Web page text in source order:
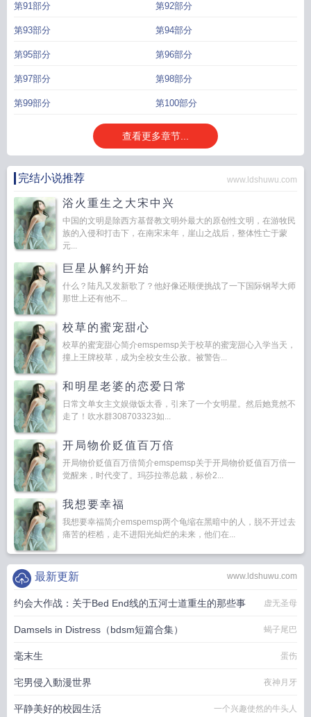
第91部分 第92部分
第93部分 第94部分
第95部分 第96部分
第97部分 第98部分
第99部分 第100部分
查看更多章节...
完结小说推荐 www.ldshuwu.com
浴火重生之大宋中兴
中国的文明是除西方基督教文明外最大的原创性文明，在游牧民
族的入侵和打击下，在南宋末年，崖山之战后，整体性亡于蒙
元...
巨星从解约开始
什么？陆凡又发新歌了？他好像还顺便挑战了一下国际钢琴大师
那世上还有他不...
校草的蜜宠甜心
校草的蜜宠甜心简介emspemsp关于校草的蜜宠甜心入学当天，
撞上王牌校草，成为全校女生公敌。被警告...
和明星老婆的恋爱日常
日常文单女主文娱做饭太香，引来了一个女明星。然后她竟然不
走了！吹水群308703323如...
开局物价贬值百万倍
开局物价贬值百万倍简介emspemsp关于开局物价贬值百万倍一
觉醒来，时代变了。玛莎拉蒂总裁，标价2...
我想要幸福
我想要幸福简介emspemsp两个龟缩在黑暗中的人，脱不开过去
痛苦的桎梏，走不进阳光灿烂的未来，他们在...
www.ldshuwu.com
最新更新
约会大作战：关于Bed End线的五河士道重生的那些事 虚无圣母
Damsels in Distress（bdsm短篇合集） 蝎子尾巴
毫末生 蛋伤
宅男侵入動漫世界 夜神月牙
平静美好的校园生活 一个兴趣使然的牛头人